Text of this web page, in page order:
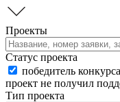
Проекты
Статус проекта
победитель конкурса
проект не получил
Тип проекта